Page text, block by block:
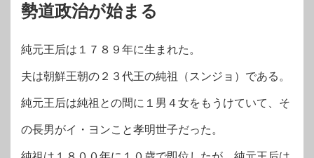
勢道政治が始まる
純元王后は１７８９年に生まれた。
夫は朝鮮王朝の２３代王の純祖（スンジョ）である。
純元王后は純祖との間に１男４女をもうけていて、そ
の長男がイ・ヨンこと孝明世子だった。